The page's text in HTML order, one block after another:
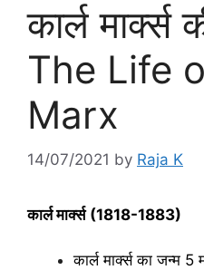
कार्ल मार्क्स
The Life
Marx
14/07/2021 by Raja K
कार्ल मार्क्स (1818-1883)
कार्ल मार्क्स का जन्म